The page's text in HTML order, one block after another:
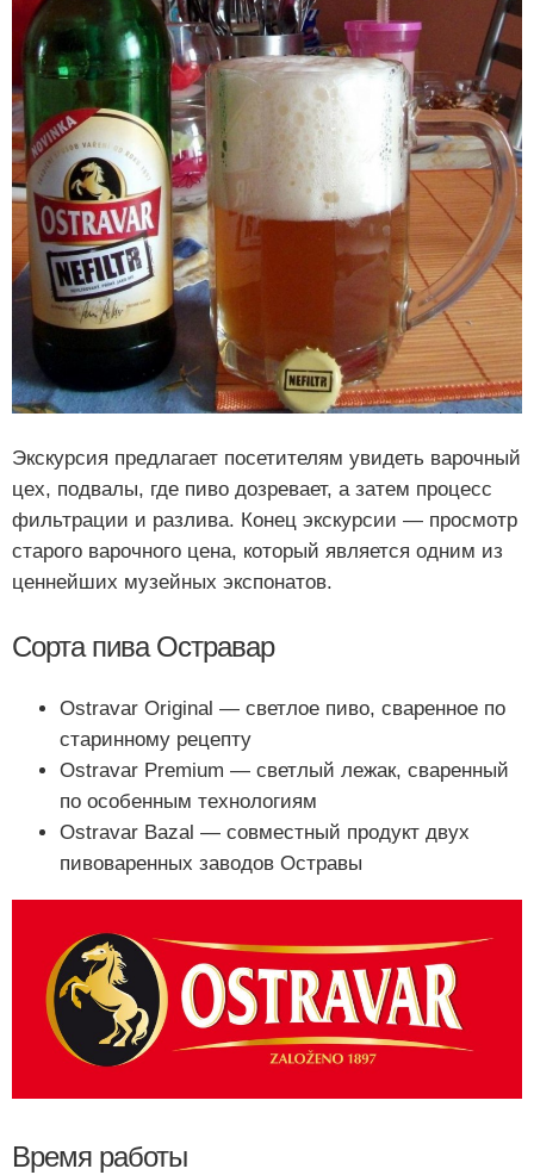
Экскурсия предлагает посетителям увидеть варочный
цех, подвалы, где пиво дозревает, а затем процесс
фильтрации и разлива. Конец экскурсии — просмотр
старого варочного цена, который является одним из
ценнейших музейных экспонатов.
Сорта пива Остравар
Ostravar Original — светлое пиво, сваренное по
старинному рецепту
Ostravar Premium — светлый лежак, сваренный
по особенным технологиям
Ostravar Bazal — совместный продукт двух
пивоваренных заводов Остравы
Время работы